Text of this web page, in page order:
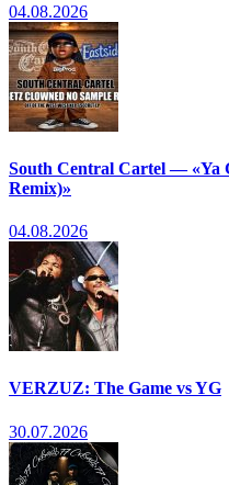
04.08.2026
South Central Cartel — «Ya
Remix)»
04.08.2026
VERZUZ: The Game vs YG
30.07.2026